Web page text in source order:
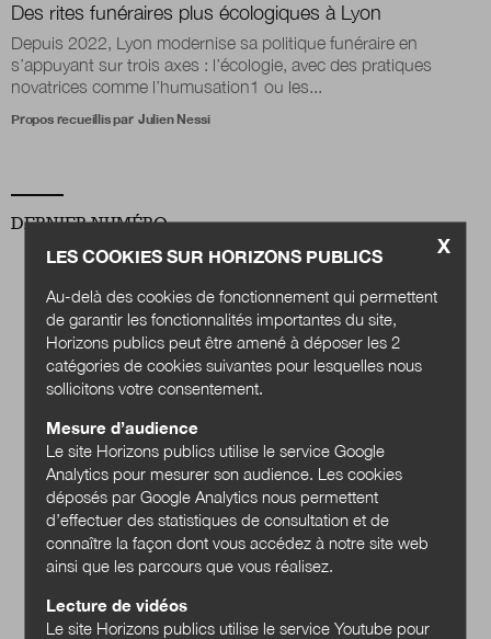
Des rites funéraires plus écologiques à Lyon
Depuis 2022, Lyon modernise sa politique funéraire en
s’appuyant sur trois axes : l’écologie, avec des pratiques
novatrices comme l’humusation1 ou les...
Propos recueillis par Julien Nessi
DERNIER NUMÉRO
Quels services
publics en 2040 ?
X
LES COOKIES SUR HORIZONS PUBLICS
Au-delà des cookies de fonctionnement qui permettent
de garantir les fonctionnalités importantes du site,
Horizons publics peut être amené à déposer les 2
catégories de cookies suivantes pour lesquelles nous
sollicitons votre consentement.
Mesure d’audience
Le site Horizons publics utilise le service Google
Analytics pour mesurer son audience. Les cookies
déposés par Google Analytics nous permettent
d’effectuer des statistiques de consultation et de
connaître la façon dont vous accédez à notre site web
ainsi que les parcours que vous réalisez.
Lecture de vidéos
Le site Horizons publics utilise le service Youtube pour